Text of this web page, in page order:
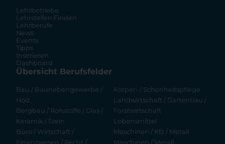
Lehrbetriebe
Lehrstellen Finden
Lehrberufe
News
Events
Tipps
Inserieren
Dashboard
Übersicht Berufsfelder
Bau / Baunebengewerbe /
Holz
Bergbau / Rohstoffe / Glas /
Keramik / Stein
Büro / Wirtschaft /
Finanzwesen / Recht /
Körper- / Schönheitspflege
Landwirtschaft / Gartenbau /
Forstwirtschaft
Lebensmittel
Maschinen / Kfz / Metall
Maschinen / Metall